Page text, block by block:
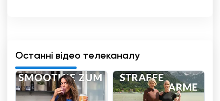
продукцію на телебаченні та інших каналах.
Home Shopping Europe GmbH спеціалізується
на маркетингу товарів у сферах моди,
ювелірних виробів, краси, побуту, технологій
та багатьох інших.
Останні відео телеканалу